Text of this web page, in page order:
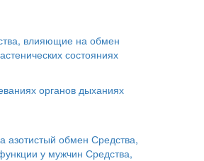
влияющие на обмен
состояниях
органов дыханиях
азотистый обмен Средства,
у мужчин Средства,